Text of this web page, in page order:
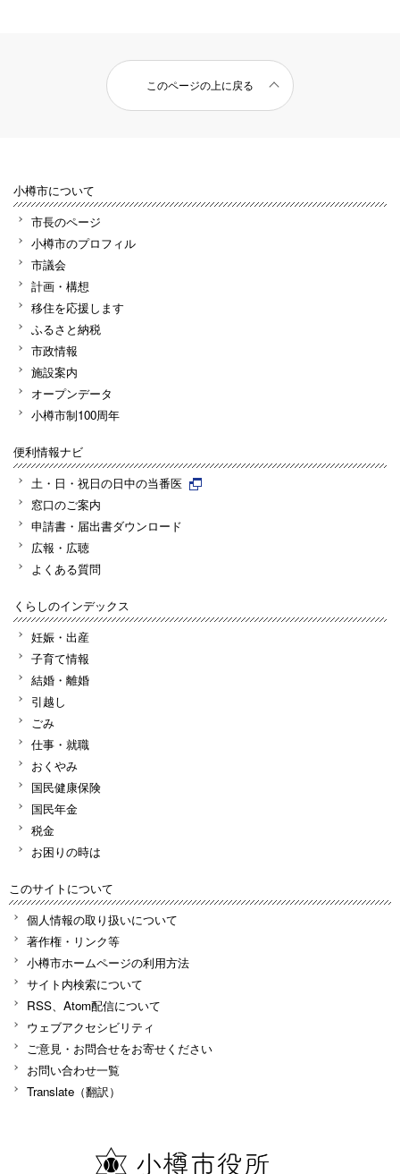
このページの上に戻る
小樽市について
市長のページ
小樽市のプロフィル
市議会
計画・構想
移住を応援します
ふるさと納税
市政情報
施設案内
オープンデータ
小樽市制100周年
便利情報ナビ
土・日・祝日の日中の当番医
窓口のご案内
申請書・届出書ダウンロード
広報・広聴
よくある質問
くらしのインデックス
妊娠・出産
子育て情報
結婚・離婚
引越し
ごみ
仕事・就職
おくやみ
国民健康保険
国民年金
税金
お困りの時は
このサイトについて
個人情報の取り扱いについて
著作権・リンク等
小樽市ホームページの利用方法
サイト内検索について
RSS、Atom配信について
ウェブアクセシビリティ
ご意見・お問合せをお寄せください
お問い合わせ一覧
Translate（翻訳）